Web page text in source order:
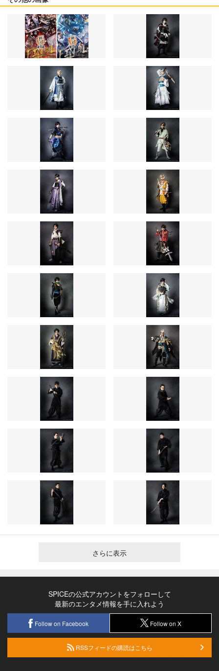
さらに表示
SPICEの公式アカウントをフォローして
最新のエンタメ情報を手に入れよう
Follow on Facebook Follow on X
RSSフィードの購読はこちら